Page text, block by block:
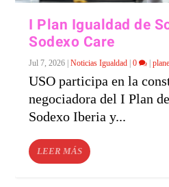
I Plan Igualdad de
Sodexo Care
Jul 7, 2026 |Noticias Igualdad |0 |
USO participa en la
negociadora del I Plan
Sodexo Iberia y...
LEER MÁS